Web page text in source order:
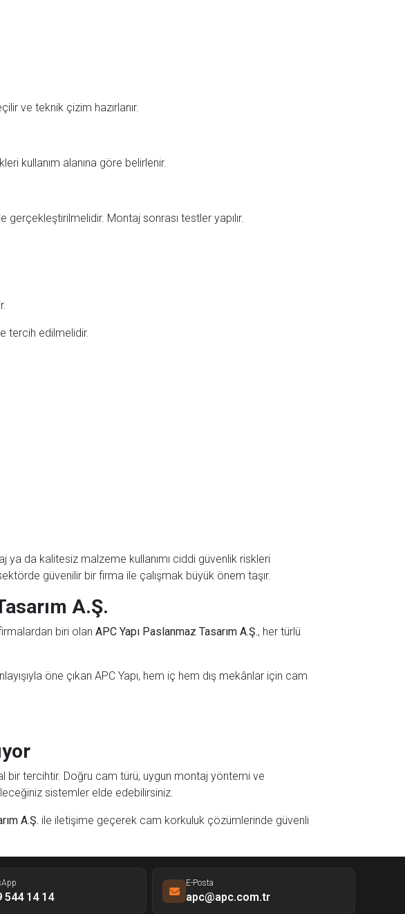
ve teknik çizim hazırlanır.
kullanım alanına göre belirlenir.
Montaj sonrası testler yapılır.
tercih edilmelidir.
ya da kalitesiz malzeme kullanımı ciddi güvenlik riskleri
güvenilir bir firma ile çalışmak büyük önem taşır.
A.Ş.
biri olan APC Yapı Paslanmaz Tasarım A.Ş., her türlü
öne çıkan APC Yapı, hem iç hem dış mekânlar için cam
bir tercihtir. Doğru cam türü, uygun montaj yöntemi ve
sistemler elde edebilirsiniz.
A.Ş. ile iletişime geçerek cam korkuluk çözümlerinde güvenli
544 14 14
E-Posta
apc@apc.com.tr